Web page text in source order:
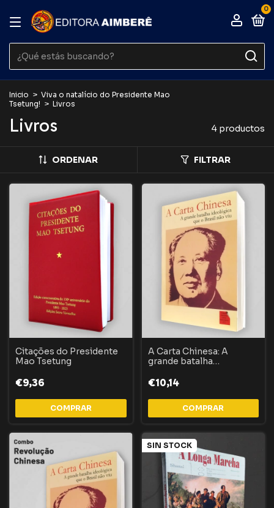
0
Inicio > Viva o natalício do Presidente Mao
Tsetung! > Livros
Livros 4 productos
ORDENAR FILTRAR
Citações do Presidente
Mao Tsetung
€9,36
A Carta Chinesa: A
grande batalha
não viu
€10,14
SIN STOCK